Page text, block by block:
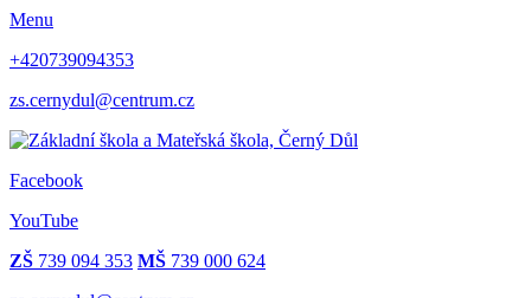
Menu
+420739094353
zs.cernydul@centrum.cz
Facebook
YouTube
ZŠ 739 094 353 MŠ 739 000 624